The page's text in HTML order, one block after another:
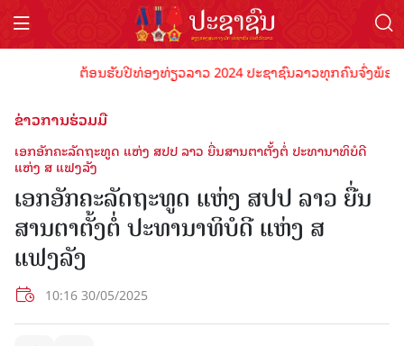
ຕ້ອນຮັບປີທ່ອງທ່ຽວລາວ 2024 ປະຊາຊົນລາວທຸກຄົນຈົ່ງພ້ອມ
ຂ່າວການຮ່ວມມື
ເອກອັກຄະລັດຖະທູດ ແຫ່ງ ສປປ ລາວ ຍື່ນສານຕາຕັ້ງຕໍ່ ປະທານາທິບໍດີ
ແຫ່ງ ສ ແຟງລັງ
ເອກອັກຄະລັດຖະທູດ ແຫ່ງ ສປປ ລາວ ຍື່ນ
ສານຕາຕັ້ງຕໍ່ ປະທານາທິບໍດີ ແຫ່ງ ສ
ແຟງລັງ
10:16 30/05/2025